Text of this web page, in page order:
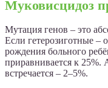
Муковисцидоз
Мутация генов – это
Если гетерозиготные –
рождения больного
приравнивается к 25%.
встречается – 2–5%.